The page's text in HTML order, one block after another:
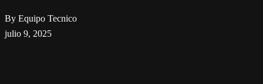
By Equipo Tecnico
julio 9, 2025